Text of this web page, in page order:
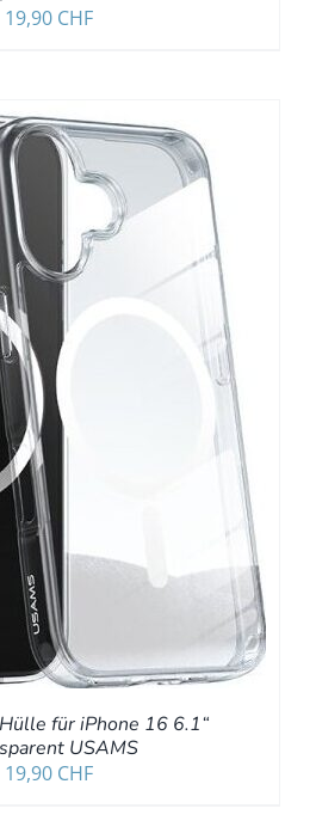
19,90 CHF
für iPhone 16 6.1“
USAMS
19,90 CHF